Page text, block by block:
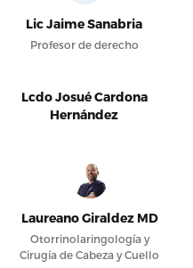
Lic Jaime Sanabria
Profesor de derecho
Lcdo Josué Cardona
Hernández
Laureano Giraldez MD
Otorrinolaringología y
Cirugía de Cabeza y Cuello